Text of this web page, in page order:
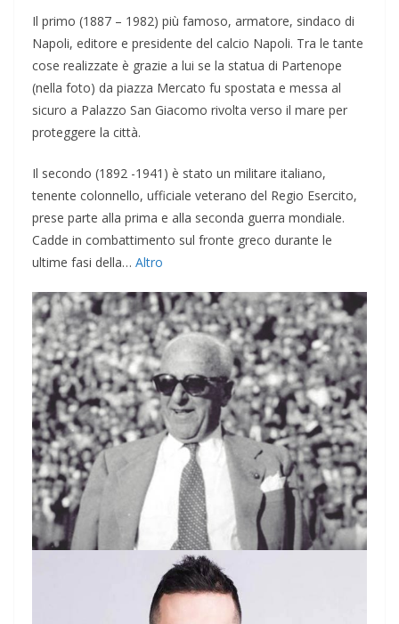
Il primo (1887 – 1982) più famoso, armatore, sindaco di
Napoli, editore e presidente del calcio Napoli. Tra le tante
cose realizzate è grazie a lui se la statua di Partenope
(nella foto) da piazza Mercato fu spostata e messa al
sicuro a Palazzo San Giacomo rivolta verso il mare per
proteggere la città.
Il secondo (1892 -1941) è stato un militare italiano,
tenente colonnello, ufficiale veterano del Regio Esercito,
prese parte alla prima e alla seconda guerra mondiale.
Cadde in combattimento sul fronte greco durante le
ultime fasi della… Altro